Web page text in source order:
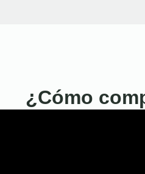
¿Cómo